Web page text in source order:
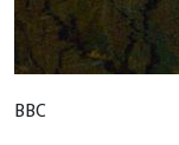
BBC